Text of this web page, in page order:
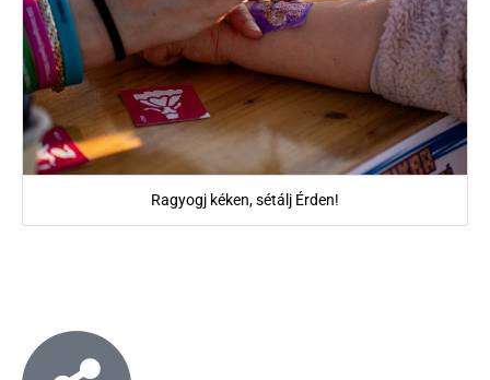
Ragyogj kéken, sétálj Érden!